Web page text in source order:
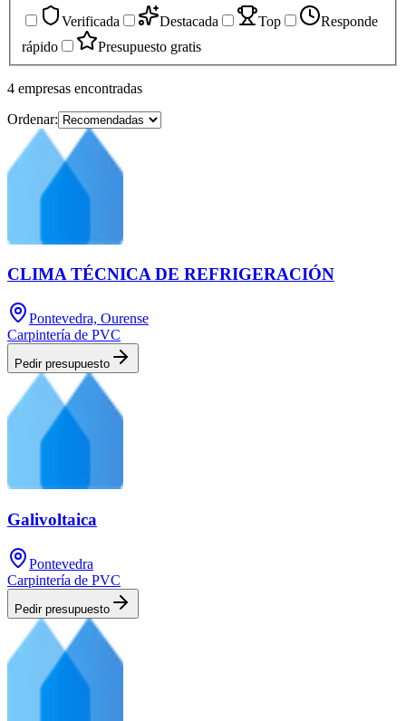
Verificada
Destacada Top
Responde
rápido
Presupuesto gratis
4 empresas encontradas
Ordenar:
CLIMA TÉCNICA DE REFRIGERACIÓN
Pontevedra, Ourense
Carpintería de PVC
Pedir presupuesto
Galivoltaica
Pontevedra
Carpintería de PVC
Pedir presupuesto